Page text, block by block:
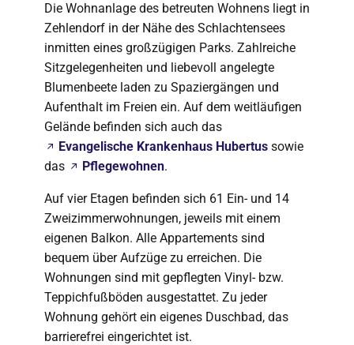
Die Wohnanlage des betreuten Wohnens liegt in
Zehlendorf in der Nähe des Schlachtensees
inmitten eines großzügigen Parks. Zahlreiche
Sitzgelegenheiten und liebevoll angelegte
Blumenbeete laden zu Spaziergängen und
Aufenthalt im Freien ein. Auf dem weitläufigen
Gelände befinden sich auch das
Evangelische Krankenhaus Hubertus sowie
das
Pflegewohnen.
Auf vier Etagen befinden sich 61 Ein- und 14
Zweizimmerwohnungen, jeweils mit einem
eigenen Balkon. Alle Appartements sind
bequem über Aufzüge zu erreichen. Die
Wohnungen sind mit gepflegten Vinyl- bzw.
Teppichfußböden ausgestattet. Zu jeder
Wohnung gehört ein eigenes Duschbad, das
barrierefrei eingerichtet ist.